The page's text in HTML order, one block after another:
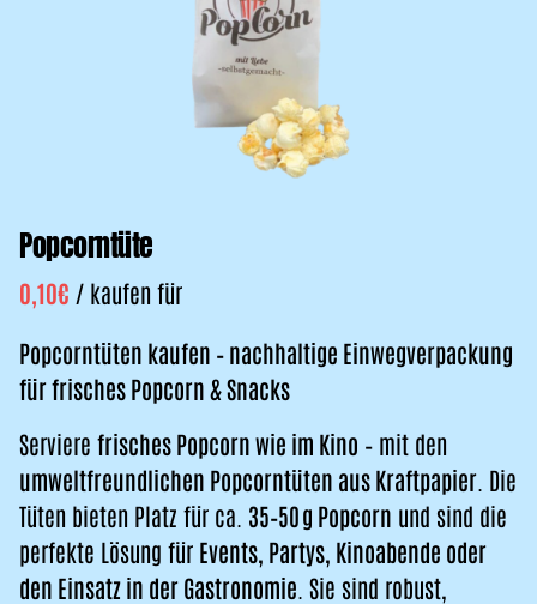
Popcorntüte
/
Popcorntüten kaufen – nachhaltige Einwegverpackung
für frisches Popcorn & Snacks
Serviere frisches Popcorn wie im Kino – mit den
umweltfreundlichen Popcorntüten aus Kraftpapier . Die
Tüten bieten Platz für ca. 35–50 g Popcorn und sind die
perfekte Lösung für Events, Partys, Kinoabende oder
den Einsatz in der Gastronomie . Sie sind robust,